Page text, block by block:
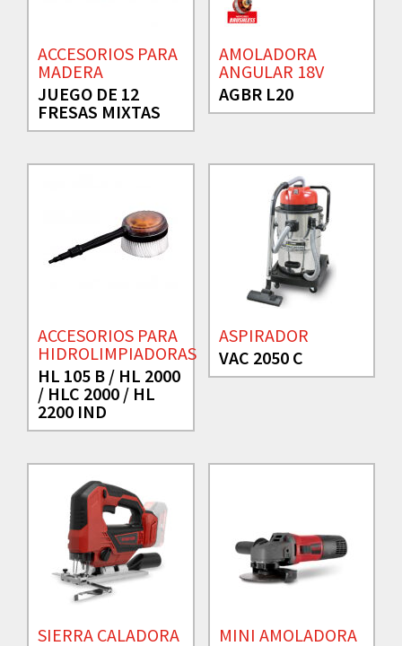
ACCESORIOS PARA
MADERA
JUEGO DE 12
FRESAS MIXTAS
AMOLADORA
ANGULAR 18V
AGBR L20
ACCESORIOS PARA
HIDROLIMPIADORAS
HL 105 B / HL 2000
/ HLC 2000 / HL
2200 IND
ASPIRADOR
VAC 2050 C
SIERRA CALADORA
MINI AMOLADORA